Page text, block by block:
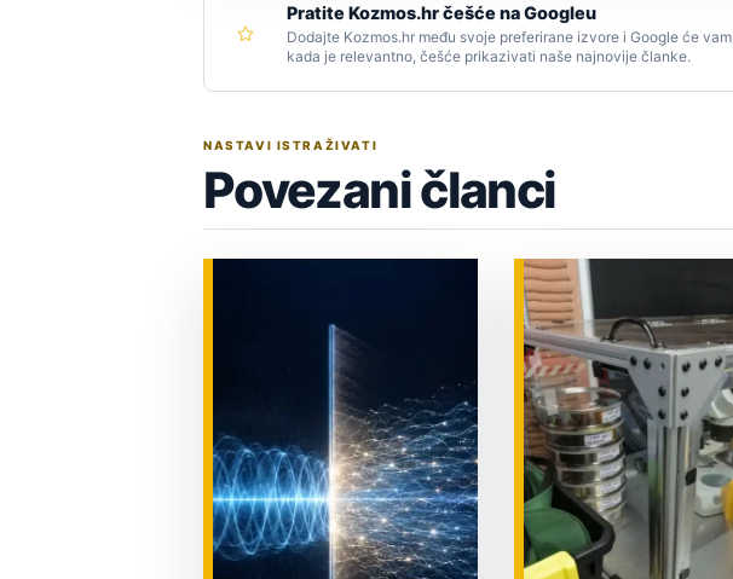
Pratite Kozmos.hr češće na Googleu
Dodajte Kozmos.hr među svoje preferirane izvore i Google će vam,
kada je relevantno, češće prikazivati naše najnovije članke.
NASTAVI ISTRAŽIVATI
Povezani članci